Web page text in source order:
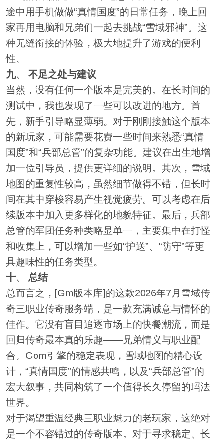
途中用手机做做“真情国度”的日常任务，晚上回
家再用电脑和兄弟们一起去挑战“雪域邪神”。这
种无缝衔接的体验，极大地提升了游戏的便利
性。
九、 不足之处与建议
当然，没有任何一个版本是完美的。在长时间的
测试中，我也发现了一些可以改进的地方。首
先，新手引导略显薄弱。对于刚刚接触这个版本
的新玩家，可能需要花费一些时间来熟悉“真情
国度”和“兵部总管”的复杂功能。建议在出生地增
加一位引导员，提供更详细的说明。其次，雪域
地图的重复性较高，虽然细节做得不错，但长时
间在其中穿梭容易产生视觉疲劳。可以考虑在后
续版本中加入更多样化的地貌特征。最后，兵部
总管的军团任务种类略显单一，主要集中在打怪
和收集上，可以增加一些如“护送”、“防守”等更
具趣味性的任务类型。
十、 总结
总而言之，[Gm版本库]的这款2026年7月雪域传
奇三职业传奇服务端，是一款充满诚意与情怀的
佳作。它没有盲目追逐市场上的快餐潮流，而是
回归传奇最本真的乐趣——兄弟情义与职业配
合。Gom引擎的稳定表现，雪域地图的精心设
计，“真情国度”的情感共鸣，以及“兵部总管”的
宏大叙事，共同构筑了一个值得长久停留的玛法
世界。
对于渴望重温经典三职业魅力的老玩家，这绝对
是一个不容错过的传奇版本。对于寻求稳定、长